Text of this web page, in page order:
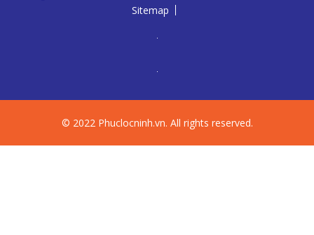
Sitemap
© 2022 Phuclocninh.vn. All rights reserved.